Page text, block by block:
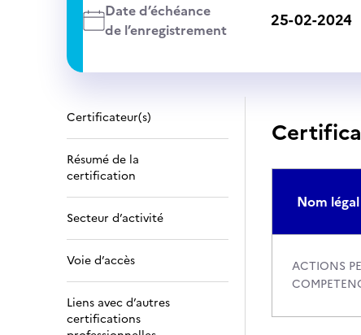
Date d’échéance
de l’enregistrement
25-02-2024
Certificateur(s)
Résumé de la
certification
Secteur d’activité
Voie d’accès
Liens avec d’autres
certifications
Nom légal
ACTIONS